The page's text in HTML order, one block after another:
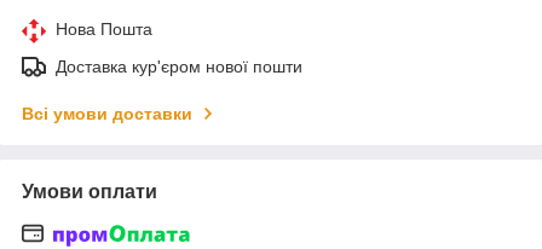
Нова Пошта
Доставка кур'єром нової пошти
Всі умови доставки
Умови оплати